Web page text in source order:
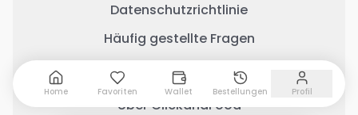
Datenschutzrichtlinie
Häufig gestellte Fragen
Wichtige Links
Über ClickandFood
Home Favoriten Wallet Bestellungen Profil